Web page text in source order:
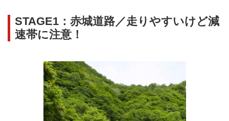
STAGE1：赤城道路／走りやすいけど減
速帯に注意！